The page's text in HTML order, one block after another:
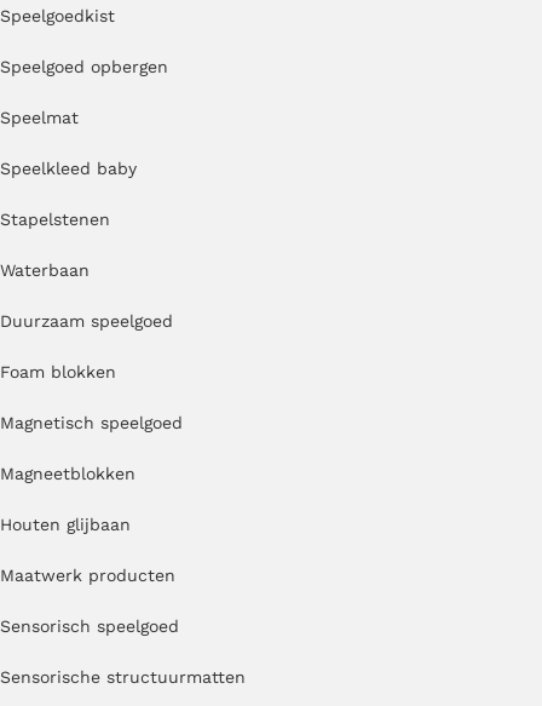
Speelgoedkist
Speelgoed opbergen
Speelmat
Speelkleed baby
Stapelstenen
Waterbaan
Duurzaam speelgoed
Foam blokken
Magnetisch speelgoed
Magneetblokken
Houten glijbaan
Maatwerk producten
Sensorisch speelgoed
Sensorische structuurmatten